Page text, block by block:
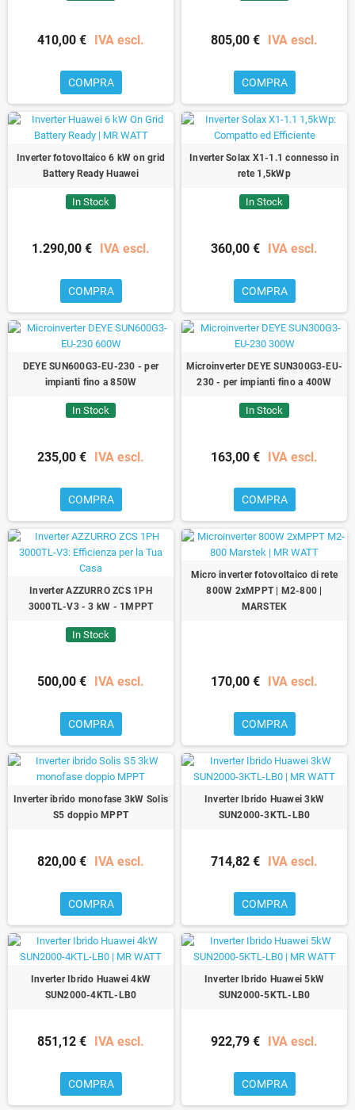
410,00 € IVA escl.
COMPRA
805,00 € IVA escl.
COMPRA
Inverter fotovoltaico 6 kW on grid
Battery Ready Huawei
In Stock
1.290,00 € IVA escl.
COMPRA
Inverter Solax X1-1.1 connesso in
rete 1,5kWp
In Stock
360,00 € IVA escl.
COMPRA
DEYE SUN600G3-EU-230 - per
impianti fino a 850W
In Stock
235,00 € IVA escl.
COMPRA
Microinverter DEYE SUN300G3-EU-
230 - per impianti fino a 400W
In Stock
163,00 € IVA escl.
COMPRA
Inverter AZZURRO ZCS 1PH
3000TL-V3 - 3 kW - 1MPPT
In Stock
500,00 € IVA escl.
COMPRA
Micro inverter fotovoltaico di rete
800W 2xMPPT | M2-800 |
MARSTEK
170,00 € IVA escl.
COMPRA
Inverter ibrido monofase 3kW Solis
S5 doppio MPPT
820,00 € IVA escl.
COMPRA
Inverter Ibrido Huawei 3kW
SUN2000-3KTL-LB0
714,82 € IVA escl.
COMPRA
Inverter Ibrido Huawei 4kW
SUN2000-4KTL-LB0
851,12 € IVA escl.
COMPRA
Inverter Ibrido Huawei 5kW
SUN2000-5KTL-LB0
922,79 € IVA escl.
COMPRA